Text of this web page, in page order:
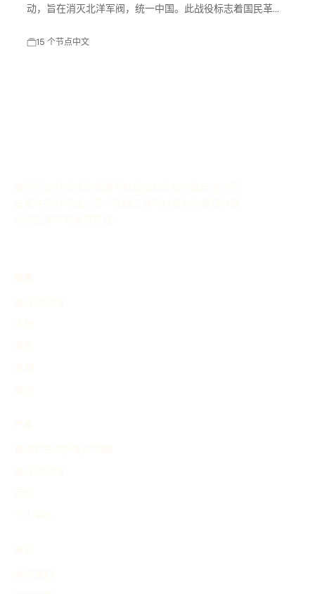
动，旨在消灭北洋军阀，统一中国。此战役标志着国民革命
15 个节点中文